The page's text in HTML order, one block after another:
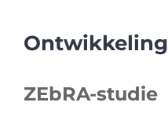
Ontwikkeling
ZEbRA-studie